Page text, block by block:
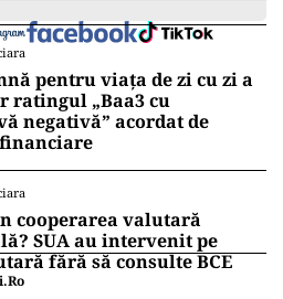
pentru viața de zi cu zi a
ratingul „Baa3 cu
negativă” acordat de
cooperarea valutară
SUA au intervenit pe
fără să consulte BCE